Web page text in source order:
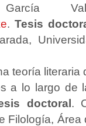
García
.Tesis
literaria
a lo largo de
doctoral.
Filología, Área